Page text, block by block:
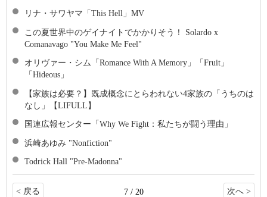
リナ・サワヤマ「This Hell」MV
この夏世界中のゲイナイトでかかりそう！ Solardo x
Comanavago "You Make Me Feel"
オリヴァー・シム「Romance With A Memory」「Fruit」
「Hideous」
【家族は必要？】既成概念にとらわれない4家族の「うちのは
なし」【LIFULL】
国連広報センター「Why We Fight：私たちが闘う理由」
浜崎あゆみ "Nonfiction"
Todrick Hall "Pre-Madonna"
< 戻る 7 / 20 次へ >